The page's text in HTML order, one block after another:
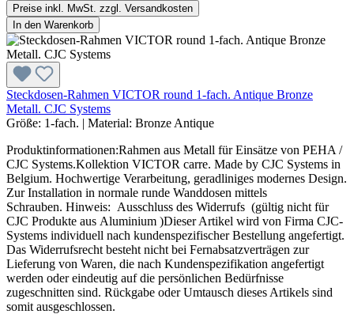
Preise inkl. MwSt. zzgl. Versandkosten
In den Warenkorb
Steckdosen-Rahmen VICTOR round 1-fach. Antique Bronze
Metall. CJC Systems
Größe: 1-fach. | Material: Bronze Antique
Produktinformationen:Rahmen aus Metall für Einsätze von PEHA /
CJC Systems.Kollektion VICTOR carre. Made by CJC Systems in
Belgium. Hochwertige Verarbeitung, geradliniges modernes Design.
Zur Installation in normale runde Wanddosen mittels
Schrauben. Hinweis: Ausschluss des Widerrufs (gültig nicht für
CJC Produkte aus Aluminium )Dieser Artikel wird von Firma CJC-
Systems individuell nach kundenspezifischer Bestellung angefertigt.
Das Widerrufsrecht besteht nicht bei Fernabsatzverträgen zur
Lieferung von Waren, die nach Kundenspezifikation angefertigt
werden oder eindeutig auf die persönlichen Bedürfnisse
zugeschnitten sind. Rückgabe oder Umtausch dieses Artikels sind
somit ausgeschlossen.